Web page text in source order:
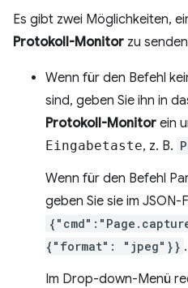
Es gibt zwei Möglichkeiten,
Protokoll-Monitor zu
Wenn für den Befehl
sind, geben Sie ihn in
Protokoll-Monitor ein
Eingabetaste, z. B.
Wenn für den Befehl
geben Sie sie im JSON-
{"format": "jpeg"}} .
Im Drop-down-Menü